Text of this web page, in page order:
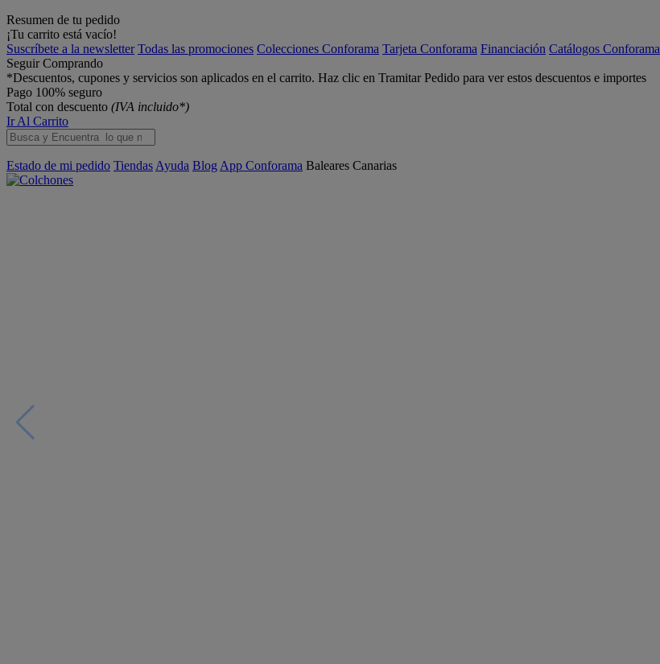
Resumen de tu pedido
¡Tu carrito está vacío!
Suscríbete a la newsletter Todas las promociones Colecciones Conforama Tarjeta Conforama Financiación Catálogos Conforama
Seguir Comprando
*Descuentos, cupones y servicios son aplicados en el carrito. Haz clic en Tramitar Pedido para ver estos descuentos e importes
Pago 100% seguro
Total con descuento (IVA incluido*)
Ir Al Carrito
Estado de mi pedido Tiendas Ayuda Blog App Conforama Baleares Canarias